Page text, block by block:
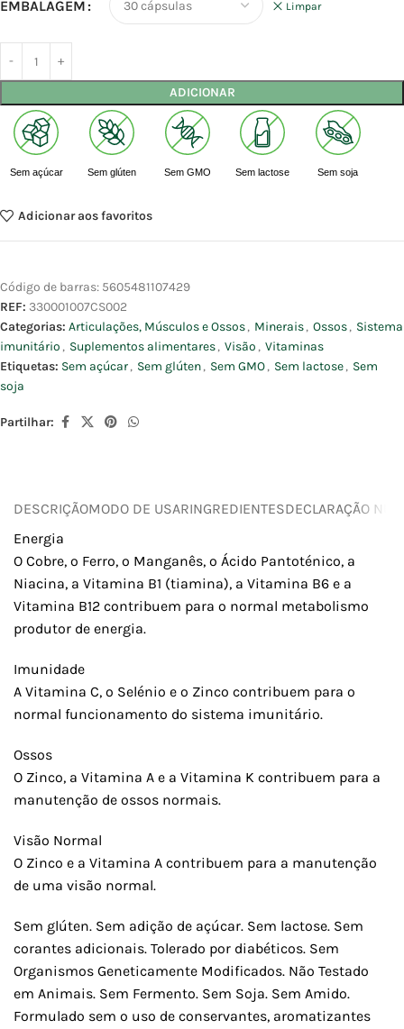
EMBALAGEM Limpar
ADICIONAR
Sem açúcar Sem glúten Sem GMO Sem lactose Sem soja
Adicionar aos favoritos
Código de barras: 5605481107429
REF: 330001007CS002
Categorias: Articulações, Músculos e Ossos, Minerais, Ossos, Sistema
imunitário , Suplementos alimentares, Visão , Vitaminas
Etiquetas: Sem açúcar, Sem glúten, Sem GMO, Sem lactose, Sem
soja
Partilhar:
DESCRIÇÃOMODO DE USARINGREDIENTESDECLARAÇÃO
Energia
O Cobre, o Ferro, o Manganês, o Ácido Pantoténico, a
Niacina, a Vitamina B1 (tiamina), a Vitamina B6 e a
Vitamina B12 contribuem para o normal metabolismo
produtor de energia.
Imunidade
A Vitamina C, o Selénio e o Zinco contribuem para o
normal funcionamento do sistema imunitário.
Ossos
O Zinco, a Vitamina A e a Vitamina K contribuem para a
manutenção de ossos normais.
Visão Normal
O Zinco e a Vitamina A contribuem para a manutenção
de uma visão normal.
Sem glúten. Sem adição de açúcar. Sem lactose. Sem
corantes adicionais. Tolerado por diabéticos. Sem
Organismos Geneticamente Modificados. Não Testado
em Animais. Sem Fermento. Sem Soja. Sem Amido.
Formulado sem o uso de conservantes, aromatizantes